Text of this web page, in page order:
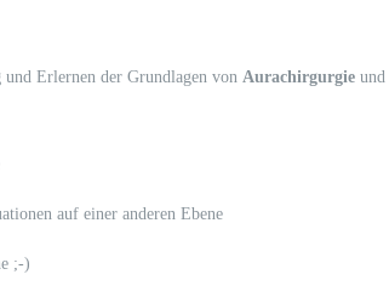
und Erlernen der Grundlagen von Aurachirgurgie und
auf einer anderen Ebene
;-)